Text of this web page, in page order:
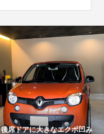
後席ドアに大きなエクボ凹み